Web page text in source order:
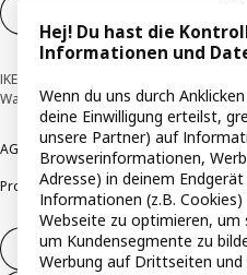
IKEA Deutschland GmbH & Co. KG -
Wallau © Inter IKEA Systems B.V.
AGB Barrierefreiheit Cookie-Richtlinie
Produktrückrufe Responsible
Vertrag widerrufen
Hej! Du hast die
Informationen und
Wenn du uns durch
deine Einwilligung erteilst,
unsere Partner) auf
Browserinformationen,
Adresse) in deinem
Informationen (z.B.
Webseite zu optimieren, um
um Kundensegmente zu
Werbung auf Drittseiten und